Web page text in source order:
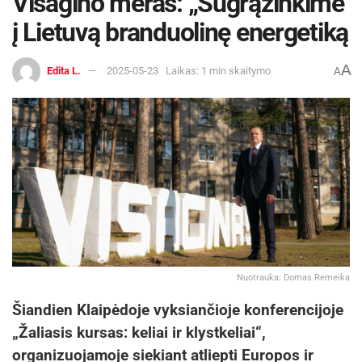
Organizatoriai:
rajono savivaldybės kultūros centras
Zarasų rajono savivaldybės kultūros centro inf.
Šaltinis: Zarasų rajono savivaldybė
Žymos: Nemokami renginiai
į Lietuvą branduolinę energetiką
Edita L. 2025-05-23 Laikas: 1 min skaitymo AA
Nuotrauka: Domas Remeika
Šiandien Klaipėdoje vyksiančioje konferencijoje
„Žaliasis kursas: keliai ir klystkeliai“,
organizuojamoje siekiant atliepti Europos ir